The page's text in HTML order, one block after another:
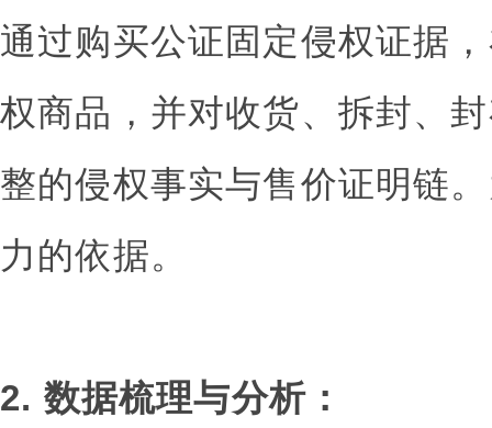
通过购买公证固定侵权证据
权商品，并对收货、拆封、
整的侵权事实与售价证明链
力的依据。
2. 数据梳理与分析：